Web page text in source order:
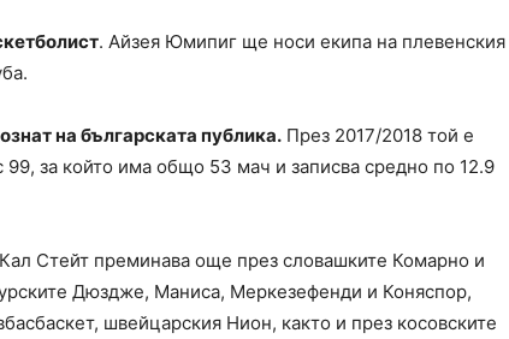
. Айзея Юмипиг ще носи екипа на плевенския
на българската публика. През 2017/2018 той е
99, за който има общо 53 мач и записва средно по 12.9
Стейт преминава още през словашките Комарно и
Дюздже, Маниса, Меркезефенди и Коняспор,
швейцарския Нион, както и през косовските